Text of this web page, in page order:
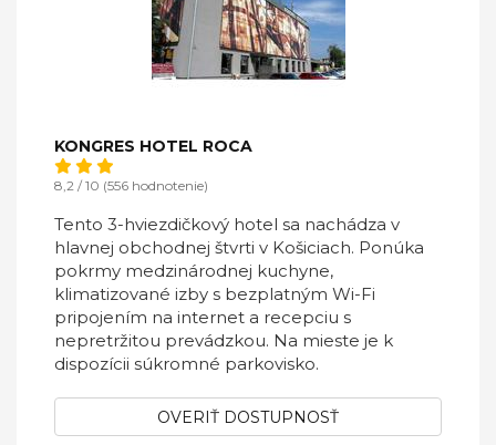
KONGRES HOTEL ROCA
8,2 / 10 (556 hodnotenie)
Tento 3-hviezdičkový hotel sa nachádza v
hlavnej obchodnej štvrti v Košiciach. Ponúka
pokrmy medzinárodnej kuchyne,
klimatizované izby s bezplatným Wi-Fi
pripojením na internet a recepciu s
nepretržitou prevádzkou. Na mieste je k
dispozícii súkromné parkovisko.
OVERIŤ DOSTUPNOSŤ